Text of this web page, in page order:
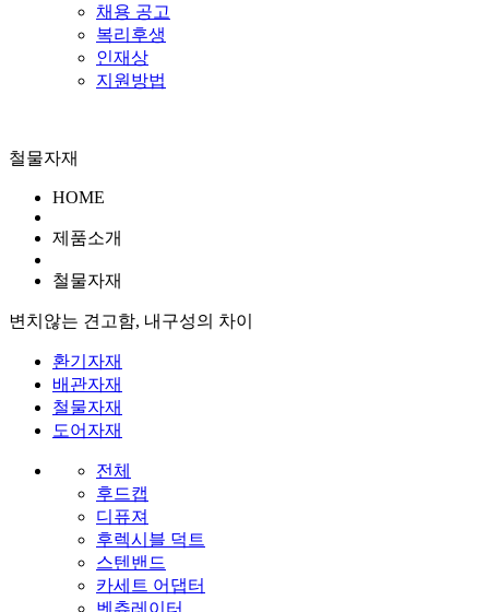
채용 공고
복리후생
인재상
지원방법
철물자재
HOME
제품소개
철물자재
변치않는 견고함, 내구성의 차이
환기자재
배관자재
철물자재
도어자재
전체
후드캡
디퓨져
후렉시블 덕트
스텐밴드
카세트 어댑터
벤츄레이터